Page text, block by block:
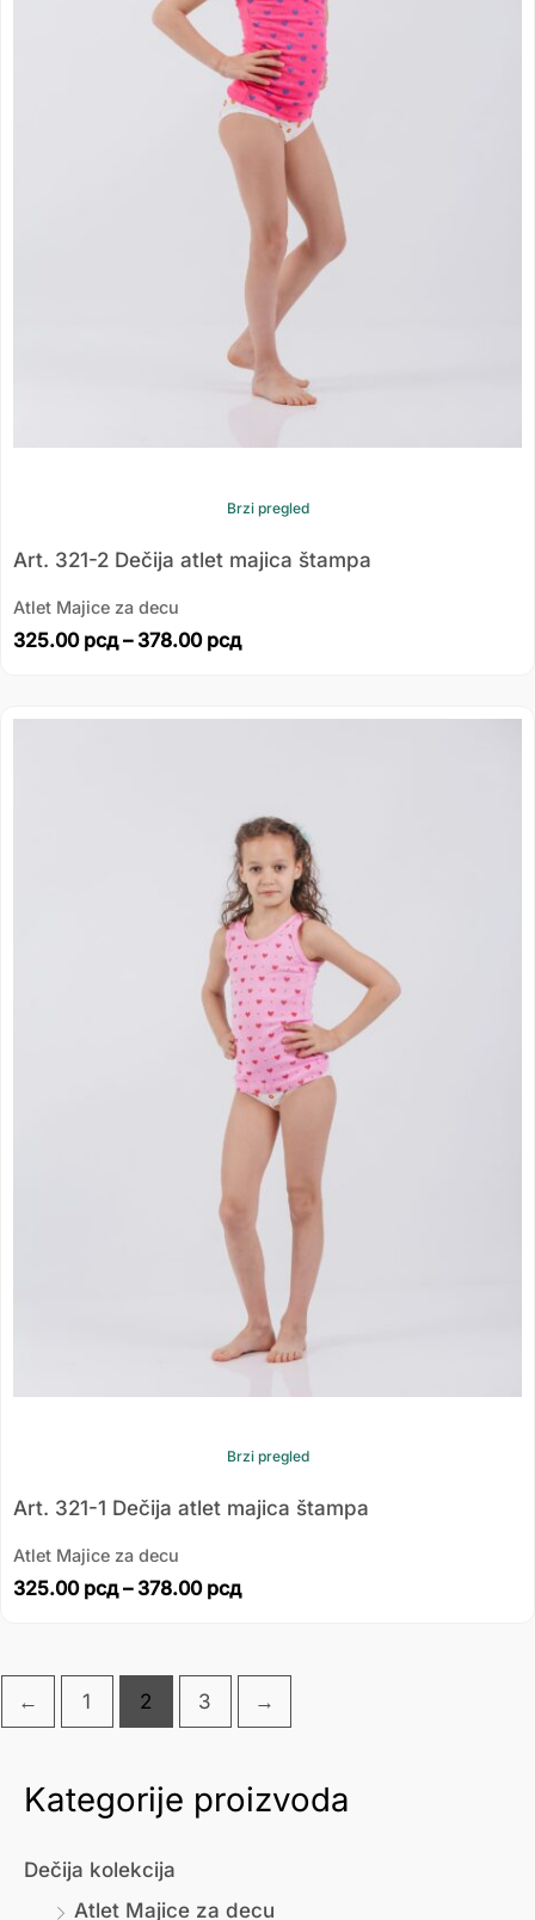
Kategorije proizvoda
Dečija kolekcija
Atlet Majice za decu
Brzi pregled
Art. 321-2 Dečija atlet majica štampa
Atlet Majice za decu
325.00 рсд – 378.00 рсд
Brzi pregled
Art. 321-1 Dečija atlet majica štampa
Atlet Majice za decu
325.00 рсд – 378.00 рсд
Распон
до
378.00 рсд
← 1 2 3 →